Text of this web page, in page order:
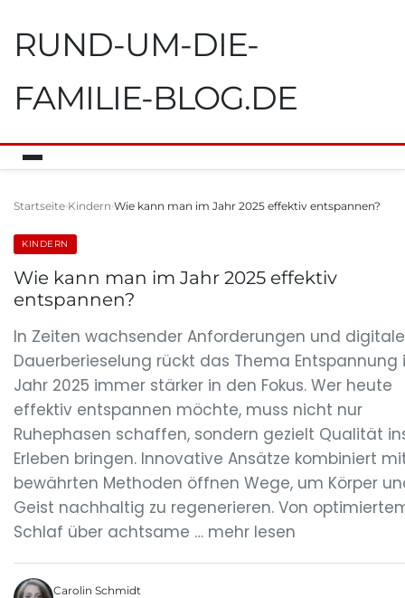
RUND-UM-DIE-
FAMILIE-BLOG.DE
Startseite Kindern Wie kann man im Jahr 2025 effektiv entspannen?
KINDERN
Wie kann man im Jahr 2025 effektiv
entspannen?
In Zeiten wachsender Anforderungen und
Dauerberieselung rückt das Thema Entspannung
Jahr 2025 immer stärker in den Fokus. Wer heute
effektiv entspannen möchte, muss nicht nur
Ruhephasen schaffen, sondern gezielt Qualität
Erleben bringen. Innovative Ansätze kombiniert
bewährten Methoden öffnen Wege, um Körper
Geist nachhaltig zu regenerieren. Von
Schlaf über achtsame … mehr lesen
Carolin Schmidt